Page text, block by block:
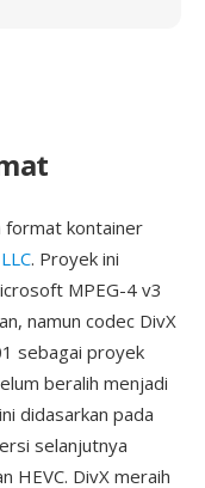
format kontainer
. Proyek ini
MPEG-4 v3
namun codec DivX
sebagai proyek
beralih menjadi
didasarkan pada
selanjutnya
HEVC. DivX meraih